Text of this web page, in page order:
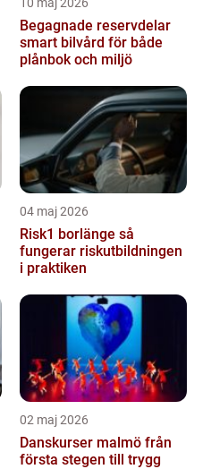
Begagnade reservdelar
smart bilvård för både
plånbok och miljö
04 maj 2026
Risk1 borlänge så
fungerar riskutbildningen
i praktiken
02 maj 2026
Danskurser malmö från
första stegen till trygg